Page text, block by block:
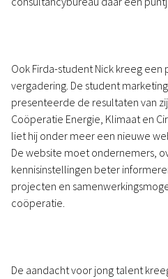
Ook Firda-student Nick kreeg een
vergadering. De student
presenteerde de resultaten van
Coöperatie Energie, Klimaat en
liet hij onder meer een nieuwe
De website moet ondernemers,
kennisinstellingen beter
projecten en
coöperatie.
De aandacht voor jong talent